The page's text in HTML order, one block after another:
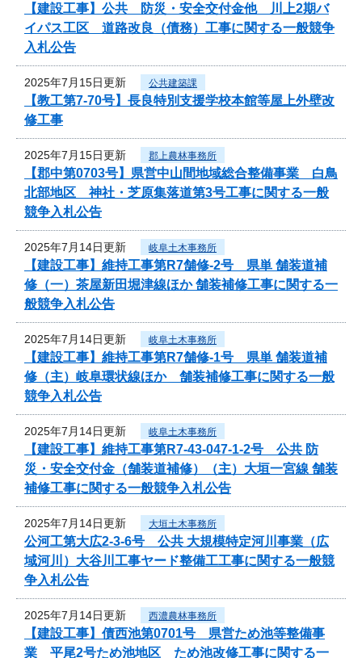
【建設工事】公共 防災・安全交付金他 川上2期バ
イパス工区 道路改良（債務）工事に関する一般競争
入札公告
2025年7月15日更新 公共建築課
【教工第7-70号】長良特別支援学校本館等屋上外壁改
修工事
2025年7月15日更新 郡上農林事務所
【郡中第0703号】県営中山間地域総合整備事業 白鳥
北部地区 神社・芝原集落道第3号工事に関する一般
競争入札公告
2025年7月14日更新 岐阜土木事務所
【建設工事】維持工事第R7舗修-2号 県単 舗装道補
修（一）茶屋新田堀津線ほか 舗装補修工事に関する一
般競争入札公告
2025年7月14日更新 岐阜土木事務所
【建設工事】維持工事第R7舗修-1号 県単 舗装道補
修（主）岐阜環状線ほか 舗装補修工事に関する一般
競争入札公告
2025年7月14日更新 岐阜土木事務所
【建設工事】維持工事第R7-43-047-1-2号 公共 防
災・安全交付金（舗装道補修）（主）大垣一宮線 舗装
補修工事に関する一般競争入札公告
2025年7月14日更新 大垣土木事務所
公河工第大広2-3-6号 公共 大規模特定河川事業（広
域河川）大谷川工事ヤード整備工工事に関する一般競
争入札公告
2025年7月14日更新 西濃農林事務所
【建設工事】債西池第0701号 県営ため池等整備事
業 平尾2号ため池地区 ため池改修工事に関する一